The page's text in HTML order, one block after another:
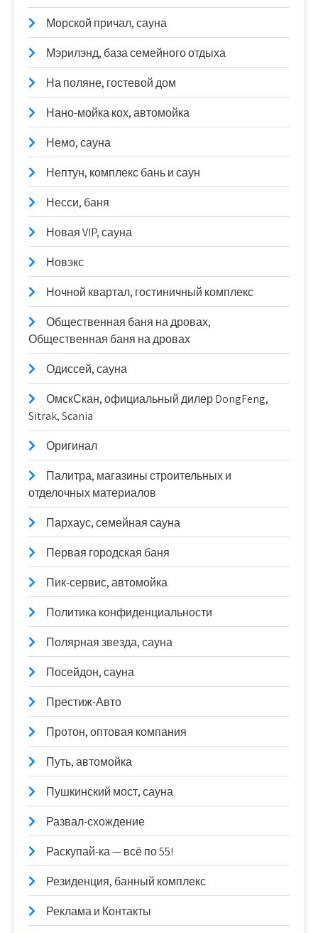
Морской причал, сауна
Мэрилэнд, база семейного отдыха
На поляне, гостевой дом
Нано-мойка кох, автомойка
Немо, сауна
Нептун, комплекс бань и саун
Несси, баня
Новая VIP, сауна
Новэкс
Ночной квартал, гостиничный комплекс
Общественная баня на дровах,
Общественная баня на дровах
Одиссей, сауна
ОмскСкан, официальный дилер DongFeng,
Sitrak, Scania
Оригинал
Палитра, магазины строительных и
отделочных материалов
Пархаус, семейная сауна
Первая городская баня
Пик-сервис, автомойка
Политика конфиденциальности
Полярная звезда, сауна
Посейдон, сауна
Престиж-Авто
Протон, оптовая компания
Путь, автомойка
Пушкинский мост, сауна
Развал-схождение
Раскупай-ка — всё по 55!
Резиденция, банный комплекс
Реклама и Контакты